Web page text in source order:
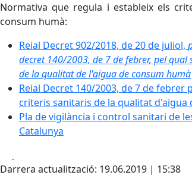
Normativa que regula i estableix els
consum humà:
Reial Decret 902/2018, de 20 de juliol,
decret 140/2003, de 7 de febrer, pel
de la qualitat de l'aigua de consum humà
Reial Decret 140/2003, de 7 de febrer
criteris sanitaris de la qualitat d'aigua
Pla de vigilància i control sanitari de
Catalunya
Darrera actualització: 19.06.2019 | 15:38